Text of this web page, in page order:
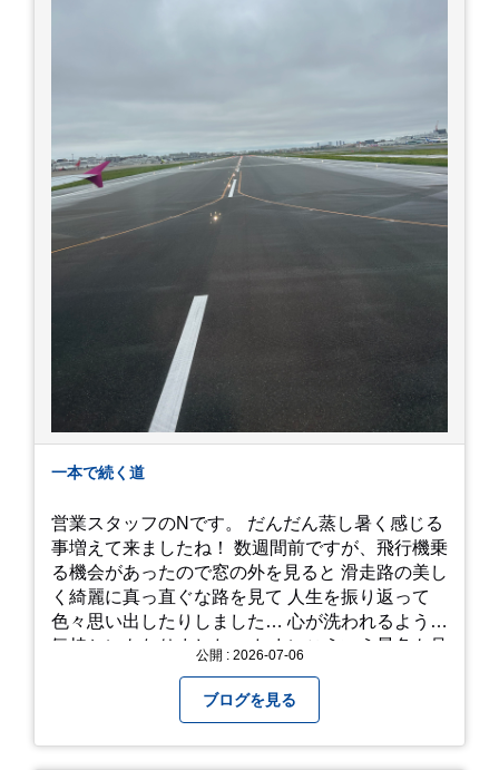
一本で続く道
営業スタッフのNです。 だんだん蒸し暑く感じる
事増えて来ましたね！ 数週間前ですが、飛行機乗
る機会があったので窓の外を見ると 滑走路の美し
く綺麗に真っ直ぐな路を見て 人生を振り返って
色々思い出したりしました… 心が洗われるような
気持ちにもなりました。 たまにこういう景色も見
番になりますが皆様方くれぐれもご自愛ください
公開 : 2026-07-06
ブログを見る